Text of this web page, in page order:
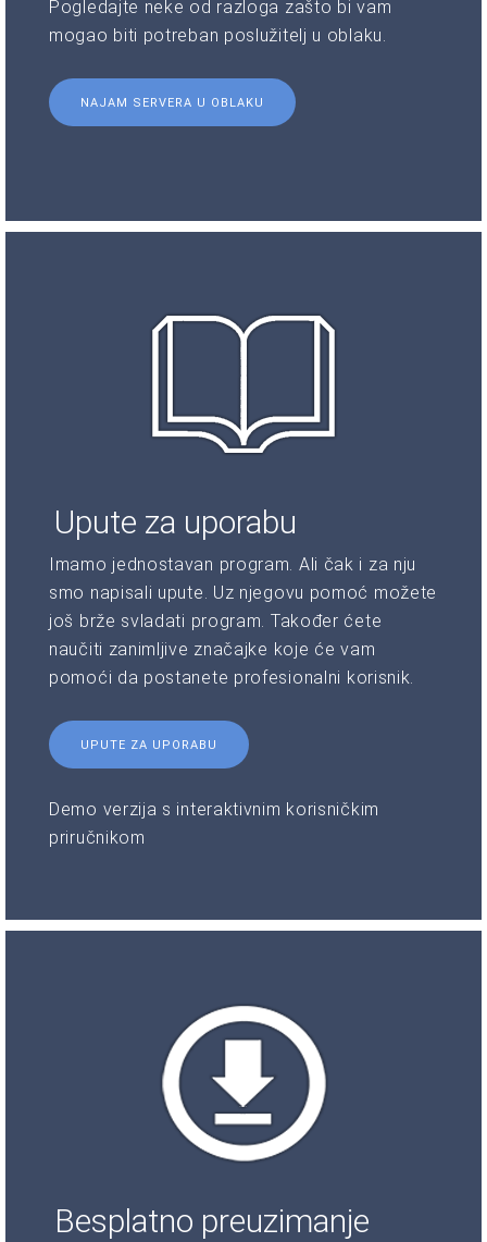
Pogledajte neke od razloga zašto bi vam
mogao biti potreban poslužitelj u oblaku.
NAJAM SERVERA U OBLAKU
Upute za uporabu
Imamo jednostavan program. Ali čak i za nju
smo napisali upute. Uz njegovu pomoć možete
još brže svladati program. Također ćete
naučiti zanimljive značajke koje će vam
pomoći da postanete profesionalni korisnik.
UPUTE ZA UPORABU
Demo verzija s interaktivnim korisničkim
priručnikom
Besplatno preuzimanje